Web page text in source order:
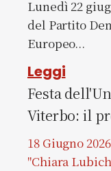
Lunedì 22
del Partito
Europeo...
Leggi
Festa
Viterbo: il
18 Giugno
"Chiara